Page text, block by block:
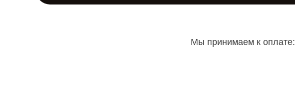
Мы принимаем к оплате: